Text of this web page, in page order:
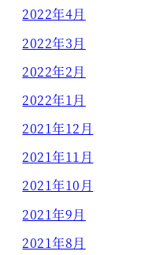
2022年4月
2022年3月
2022年2月
2022年1月
2021年12月
2021年11月
2021年10月
2021年9月
2021年8月